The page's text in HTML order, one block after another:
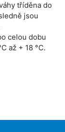
tříděna do
jsou
celou dobu
až + 18 °C.